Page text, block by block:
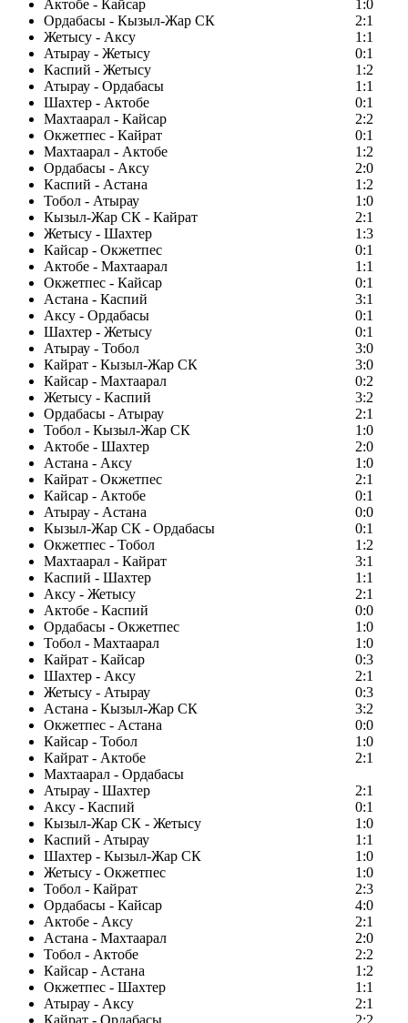
Актобе - Кайсар
1:0
Ордабасы - Кызыл-Жар СК
2:1
Жетысу - Аксу
1:1
Атырау - Жетысу
0:1
Каспий - Жетысу
1:2
Атырау - Ордабасы
1:1
Шахтер - Актобе
0:1
Махтаарал - Кайсар
2:2
Окжетпес - Кайрат
0:1
Махтаарал - Актобе
1:2
Ордабасы - Аксу
2:0
Каспий - Астана
1:2
Тобол - Атырау
1:0
Кызыл-Жар СК - Кайрат
2:1
Жетысу - Шахтер
1:3
Кайсар - Окжетпес
0:1
Актобе - Махтаарал
1:1
Окжетпес - Кайсар
0:1
Астана - Каспий
3:1
Аксу - Ордабасы
0:1
Шахтер - Жетысу
0:1
Атырау - Тобол
3:0
Кайрат - Кызыл-Жар СК
3:0
Кайсар - Махтаарал
0:2
Жетысу - Каспий
3:2
Ордабасы - Атырау
2:1
Тобол - Кызыл-Жар СК
1:0
Актобе - Шахтер
2:0
Астана - Аксу
1:0
Кайрат - Окжетпес
2:1
Кайсар - Актобе
0:1
Атырау - Астана
0:0
Кызыл-Жар СК - Ордабасы
0:1
Окжетпес - Тобол
1:2
Махтаарал - Кайрат
3:1
Каспий - Шахтер
1:1
Аксу - Жетысу
2:1
Актобе - Каспий
0:0
Ордабасы - Окжетпес
1:0
Тобол - Махтаарал
1:0
Кайрат - Кайсар
0:3
Шахтер - Аксу
2:1
Жетысу - Атырау
0:3
Астана - Кызыл-Жар СК
3:2
Окжетпес - Астана
0:0
Кайсар - Тобол
1:0
Кайрат - Актобе
2:1
Махтаарал - Ордабасы
Атырау - Шахтер
2:1
Аксу - Каспий
0:1
Кызыл-Жар СК - Жетысу
1:0
Каспий - Атырау
1:1
Шахтер - Кызыл-Жар СК
1:0
Жетысу - Окжетпес
1:0
Тобол - Кайрат
2:3
Ордабасы - Кайсар
4:0
Актобе - Аксу
2:1
Астана - Махтаарал
2:0
Тобол - Актобе
2:2
Кайсар - Астана
1:2
Окжетпес - Шахтер
1:1
Атырау - Аксу
2:1